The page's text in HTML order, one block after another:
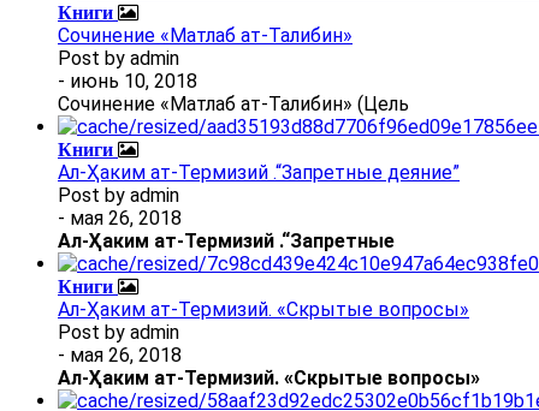
Книги
Сочинение «Матлаб ат-Талибин»
Post by admin
- июнь 10, 2018
Сочинение «Матлаб ат-Талибин» (Цель
Книги
Ал-Ҳаким ат-Термизий .“Запретные деяние”
Post by admin
- мая 26, 2018
Ал-Ҳаким ат-Термизий .“Запретные
Книги
Ал-Ҳаким ат-Термизий. «Скрытые вопросы»
Post by admin
- мая 26, 2018
Ал-Ҳаким ат-Термизий. «Скрытые вопросы»